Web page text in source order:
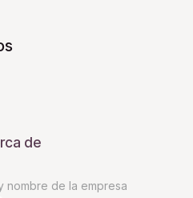
de
nombre de la empresa